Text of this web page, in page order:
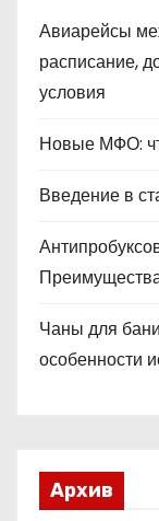
Авиарейсы
расписание,
условия
Новые МФО:
Введение в
Чаны для
особенности
Архив